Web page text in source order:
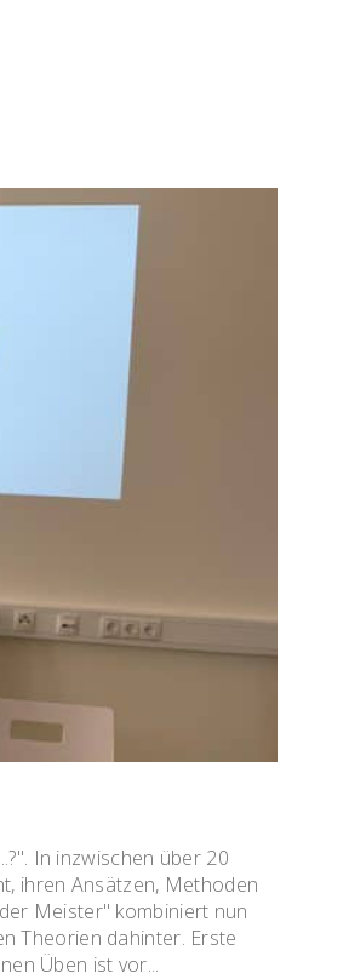
In inzwischen über 20
ihren Ansätzen, Methoden
Meister" kombiniert nun
Theorien dahinter. Erste
Üben ist vor...